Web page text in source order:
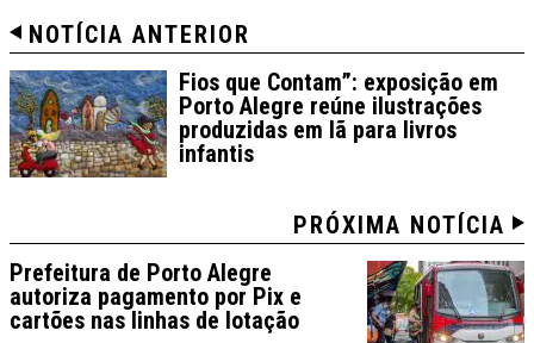
NOTÍCIA ANTERIOR
Fios que Contam”: exposição em
Porto Alegre reúne ilustrações
produzidas em lã para livros
infantis
PRÓXIMA NOTÍCIA
Prefeitura de Porto Alegre
autoriza pagamento por Pix e
cartões nas linhas de lotação